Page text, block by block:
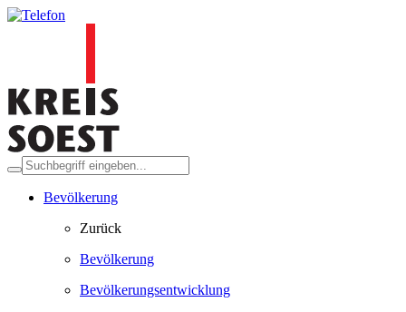
Bevölkerung
Zurück
Bevölkerung
Bevölkerungsentwicklung